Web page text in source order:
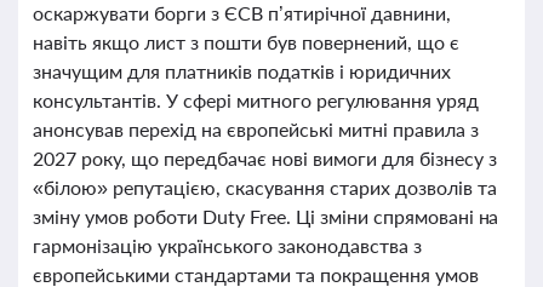
оскаржувати борги з ЄСВ п’ятирічної давнини,
навіть якщо лист з пошти був повернений, що є
значущим для платників податків і юридичних
консультантів. У сфері митного регулювання уряд
анонсував перехід на європейські митні правила з
2027 року, що передбачає нові вимоги для бізнесу з
«білою» репутацією, скасування старих дозволів та
зміну умов роботи Duty Free. Ці зміни спрямовані на
гармонізацію українського законодавства з
європейськими стандартами та покращення умов